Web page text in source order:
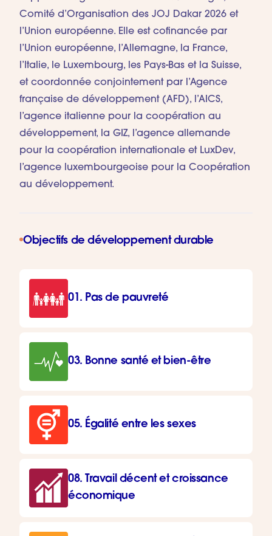
Comité d’Organisation des JOJ Dakar 2026 et
l’Union européenne. Elle est cofinancée par
l’Union européenne, l’Allemagne, la France,
l’Italie, le Luxembourg, les Pays-Bas et la Suisse,
et coordonnée conjointement par l’Agence
française de développement (AFD), l’AICS,
l’agence italienne pour la coopération au
développement, la GIZ, l’agence allemande
pour la coopération internationale et LuxDev,
l’agence luxembourgeoise pour la Coopération
au développement.
Objectifs de développement durable
01. Pas de pauvreté
03. Bonne santé et bien-être
05. Égalité entre les sexes
08. Travail décent et croissance
économique